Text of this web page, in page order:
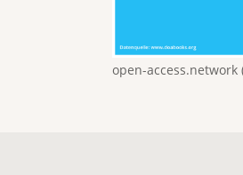
open-access.network